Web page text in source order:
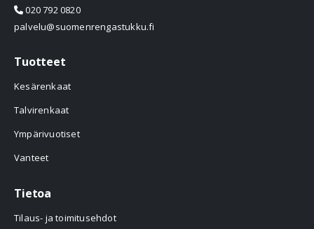
020 792 0820
palvelu@suomenrengastukku.fi
Tuotteet
Kesärenkaat
Talvirenkaat
Ympärivuotiset
Vanteet
Tietoa
Tilaus- ja toimitusehdot